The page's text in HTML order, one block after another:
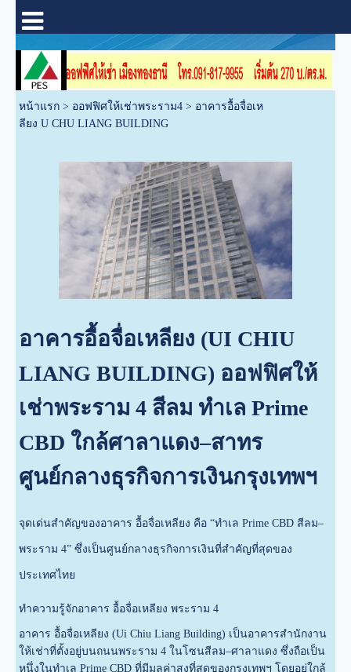
หน้าแรก > ออฟฟิศให้เช่าพระราม4 > อาคารอื้อจื่อเห
ลียง U CHU LIANG BUILDING
อาคารอื้อจื่อเหลียง (UI CHIU
LIANG BUILDING) ออฟฟิศให้
เช่าพระราม 4 สีลม ทำเล Prime
CBD ใกล้ศาลาแดง–สาทร
ศูนย์กลางธุรกิจการเงินกรุงเทพฯ
จุดเด่นสำคัญของอาคาร อื้อจื่อเหลียง คือ “ทำเล Prime CBD สีลม–
พระราม 4” ซึ่งเป็นศูนย์กลางธุรกิจการเงินที่สำคัญที่สุดของ
ประเทศไทย
ทำความรู้จักอาคาร อื้อจื่อเหลียง พระราม 4
อาคาร อื้อจื่อเหลียง (Ui Chiu Liang Building) เป็นอาคารสำนักงาน
ให้เช่าที่ตั้งอยู่บนถนนพระราม 4 ในโซนสีลม–ศาลาแดง ซึ่งถือเป็น
หนึ่งในทำเล Prime CBD ที่มีมูลค่าสูงที่สุดของกรุงเทพฯ โดยอยู่ใกล้